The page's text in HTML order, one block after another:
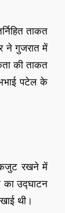
ताकत
ने गुजरात में
की ताकत
पटेल के
रखने में
का उद्घाटन
थी।